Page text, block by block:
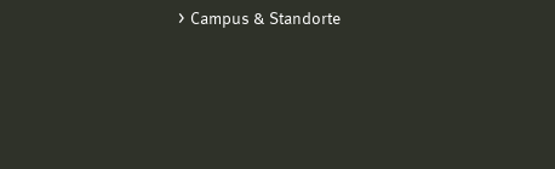
Campus & Standorte